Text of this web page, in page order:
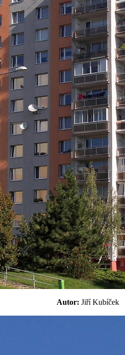
Autor: Jiří Kubíček